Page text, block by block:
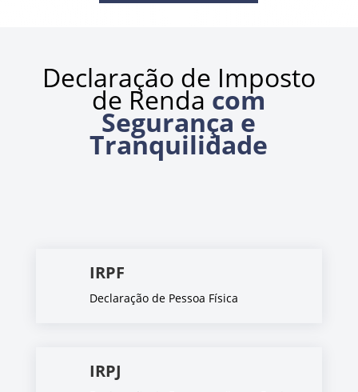
Declaração de Imposto
de Renda com
Segurança e
Tranquilidade
IRPF
Declaração de Pessoa Física
IRPJ